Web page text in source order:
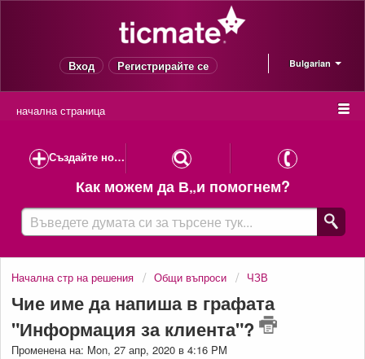
Bulgarian
Вход Регистрирайте се
начална страница
Създайте ново клиентско запитване
Как можем да В„и помогнем?
Начална стр на решения Общи въпроси ЧЗВ
Чие име да напиша в графата
"Информация за клиента"?
Променена на: Mon, 27 апр, 2020 в 4:16 PM